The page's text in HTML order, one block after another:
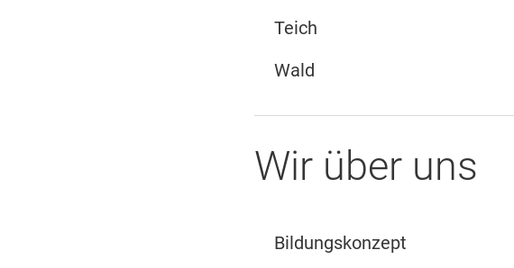
Teich
Wald
Wir über uns
Bildungskonzept